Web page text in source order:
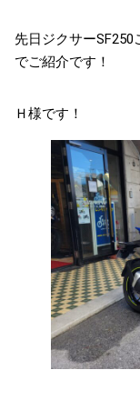
先日ジクサー
でご紹介です！
Ｈ様です！